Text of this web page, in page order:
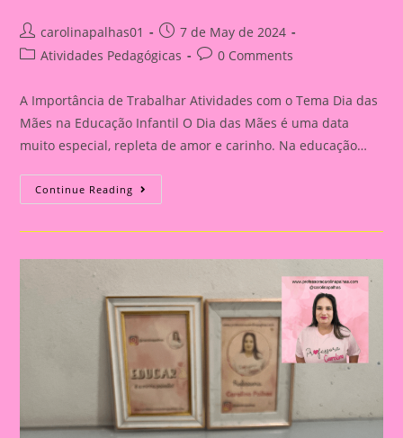
Post
author:
carolinapalhas01
Post
published:
7 de May de 2024
PostAtividades Pedagógicas
Post0 Comments
A Importância de Trabalhar Atividades com o Tema Dia das
Mães na Educação Infantil O Dia das Mães é uma data
muito especial, repleta de amor e carinho. Na educação…
Continue Reading Atividade
Dia